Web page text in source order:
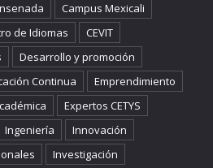
Campus Mexicali
de Idiomas
CEVIT
Desarrollo y promoción
Continua
Emprendimiento
Expertos CETYS
Ingeniería
Innovación
Investigación